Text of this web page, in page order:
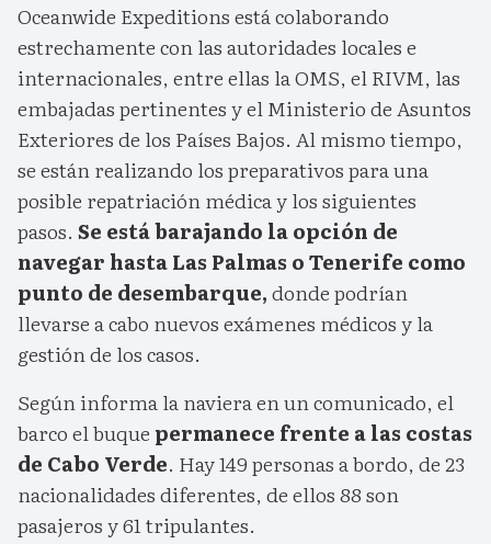
Oceanwide Expeditions está colaborando
estrechamente con las autoridades locales e
internacionales, entre ellas la OMS, el RIVM, las
embajadas pertinentes y el Ministerio de Asuntos
Exteriores de los Países Bajos. Al mismo tiempo,
se están realizando los preparativos para una
posible repatriación médica y los siguientes
pasos. Se está barajando la opción de
navegar hasta Las Palmas o Tenerife como
punto de desembarque,donde podrían
llevarse a cabo nuevos exámenes médicos y la
gestión de los casos.
Según informa la naviera en un comunicado, el
barco el buque permanece frente a las costas
de Cabo Verde. Hay 149 personas a bordo, de 23
nacionalidades diferentes, de ellos 88 son
pasajeros y 61 tripulantes.